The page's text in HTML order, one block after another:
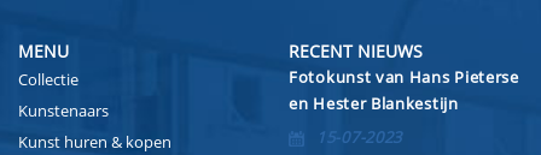
MENU
Collectie
Kunstenaars
Kunst huren & kopen
RECENT NIEUWS
Fotokunst van Hans Pieterse
en Hester Blankestijn
15-07-2023